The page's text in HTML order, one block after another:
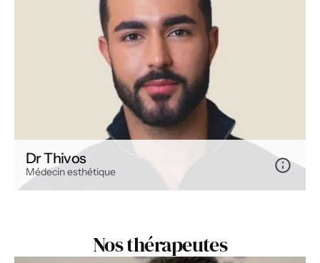
Dr Thivos
Médecin esthétique
Nos thérapeutes